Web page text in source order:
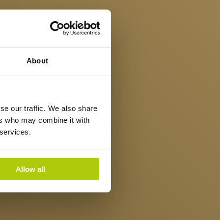
About
our traffic. We also share
who may combine it with
Allow all